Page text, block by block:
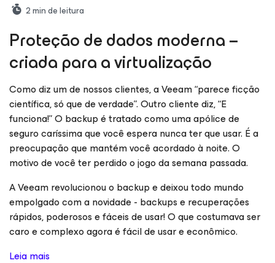
2min de leitura
Proteção de dados moderna –
criada para a virtualização
Como diz um de nossos clientes, a Veeam “parece ficção
científica, só que de verdade”. Outro cliente diz, “E
funciona!” O backup é tratado como uma apólice de
seguro caríssima que você espera nunca ter que usar. É a
preocupação que mantém você acordado à noite. O
motivo de você ter perdido o jogo da semana passada.
A Veeam revolucionou o backup e deixou todo mundo
empolgado com a novidade - backups e recuperações
rápidos, poderosos e fáceis de usar! O que costumava ser
caro e complexo agora é fácil de usar e econômico.
Leia mais